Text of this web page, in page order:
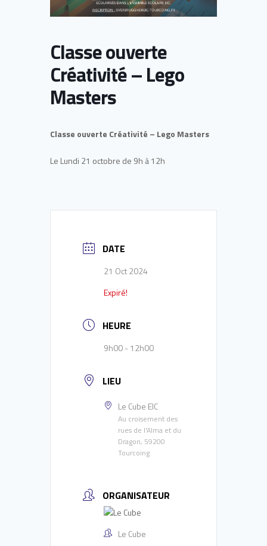
Classe ouverte
Créativité – Lego
Masters
Classe ouverte Créativité – Lego Masters
Le Lundi 21 octobre de 9h à 12h
DATE
21 Oct 2024
Expiré!
HEURE
9h00 - 12h00
LIEU
Le Cube EIC
Au croisement des
rues de l'Alma et du
Dragon, 59200
Tourcoing
ORGANISATEUR
Le Cube